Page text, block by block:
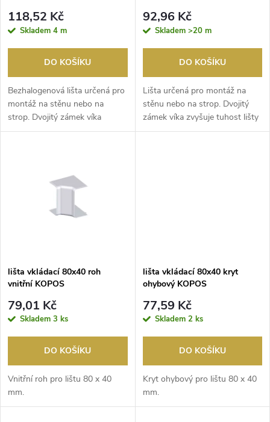
r
o
d
u
p
r
d
u
118,52 Kč
Skladem 4 m
DO KOŠÍKU
Bezhalogenová lišta určená pro
montáž na stěnu nebo na
strop. Dvojitý zámek víka
zvyšuje tuhost liš...
92,96 Kč
Skladem >20 m
DO KOŠÍKU
Lišta určená pro montáž na
stěnu nebo na strop. Dvojitý
zámek víka zvyšuje tuhost lišty
a zajišťuje ...
lišta vkládací 80x40 roh
vnitřní KOPOS
79,01 Kč
Skladem 3 ks
DO KOŠÍKU
Vnitřní roh pro lištu 80 x 40
mm.
lišta vkládací 80x40 kryt
ohybový KOPOS
77,59 Kč
Skladem 2 ks
DO KOŠÍKU
Kryt ohybový pro lištu 80 x 40
mm.